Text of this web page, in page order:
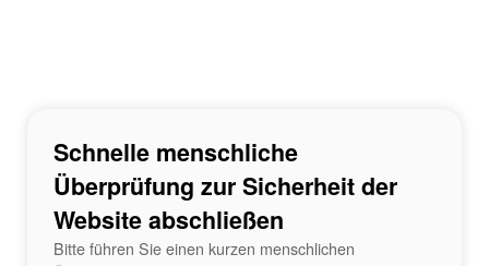
Schnelle menschliche
Überprüfung zur Sicherheit der
Website abschließen
Bitte führen Sie einen kurzen menschlichen